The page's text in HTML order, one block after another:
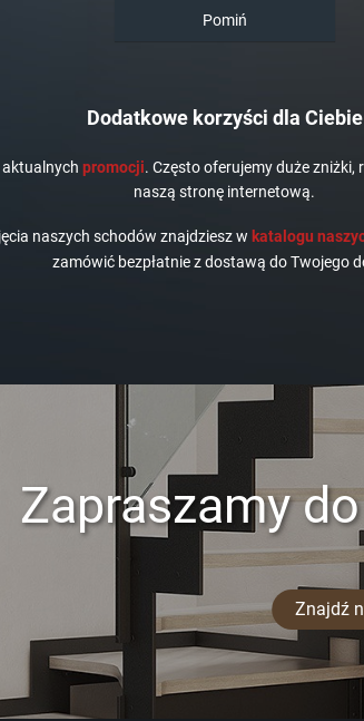
Pomiń
Dodatkowe korzyści dla Ciebie
promocji. Często oferujemy duże
naszą stronę internetową.
naszych schodów znajdziesz w katalogu
zamówić bezpłatnie z dostawą do Twojego
Zapraszamy
Znajdź